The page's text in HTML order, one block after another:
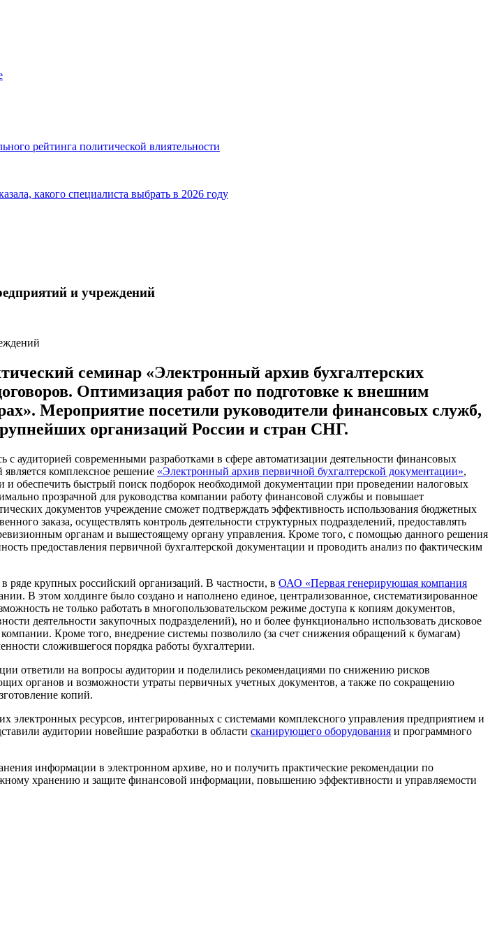
рейтинга политической влиятельности
какого специалиста выбрать в 2026 году
и учреждений
семинар «Электронный архив бухгалтерских
Оптимизация работ по подготовке к внешним
Мероприятие посетили руководители финансовых служб,
организаций России и стран СНГ.
аудиторией современными разработками в сфере автоматизации деятельности финансовых
комплексное решение «Электронный архив первичной бухгалтерской документации»,
и обеспечить быстрый поиск подборок необходимой документации при проведении налоговых
прозрачной для руководства компании работу финансовой службы и повышает
документов учреждение сможет подтверждать эффективность использования бюджетных
заказа, осуществлять контроль деятельности структурных подразделений, предоставлять
органам и вышестоящему органу управления. Кроме того, с помощью данного решения
предоставления первичной бухгалтерской документации и проводить анализ по фактическим
ряде крупных российский организаций. В частности, в ОАО «Первая генерирующая компания
В этом холдинге было создано и наполнено единое, централизованное, систематизированное
не только работать в многопользовательском режиме доступа к копиям документов,
деятельности закупочных подразделений), но и более функционально использовать дисковое
Кроме того, внедрение системы позволило (за счет снижения обращений к бумагам)
сложившегося порядка работы бухгалтерии.
ответили на вопросы аудитории и поделились рекомендациями по снижению рисков
органов и возможности утраты первичных учетных документов, а также по сокращению
копий.
электронных ресурсов, интегрированных с системами комплексного управления предприятием и
аудитории новейшие разработки в области сканирующего оборудования и программного
информации в электронном архиве, но и получить практические рекомендации по
хранению и защите финансовой информации, повышению эффективности и управляемости